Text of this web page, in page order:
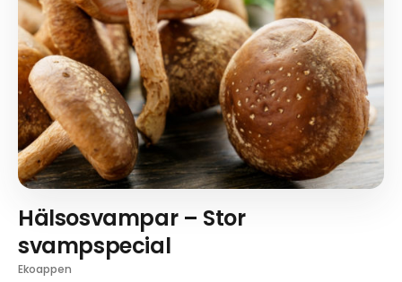
Hälsosvampar – Stor
svampspecial
Ekoappen